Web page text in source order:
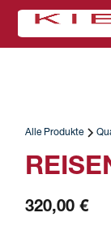
Alle Produkte
320,00 €